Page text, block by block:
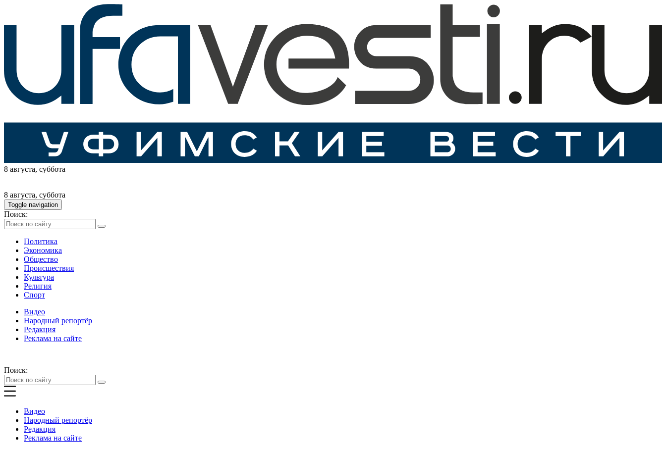
8 августа, суббота
8 августа, суббота
Toggle navigation
Поиск:
Политика
Экономика
Общество
Происшествия
Культура
Религия
Спорт
Видео
Народный репортёр
Редакция
Реклама на сайте
Поиск:
Видео
Народный репортёр
Редакция
Реклама на сайте